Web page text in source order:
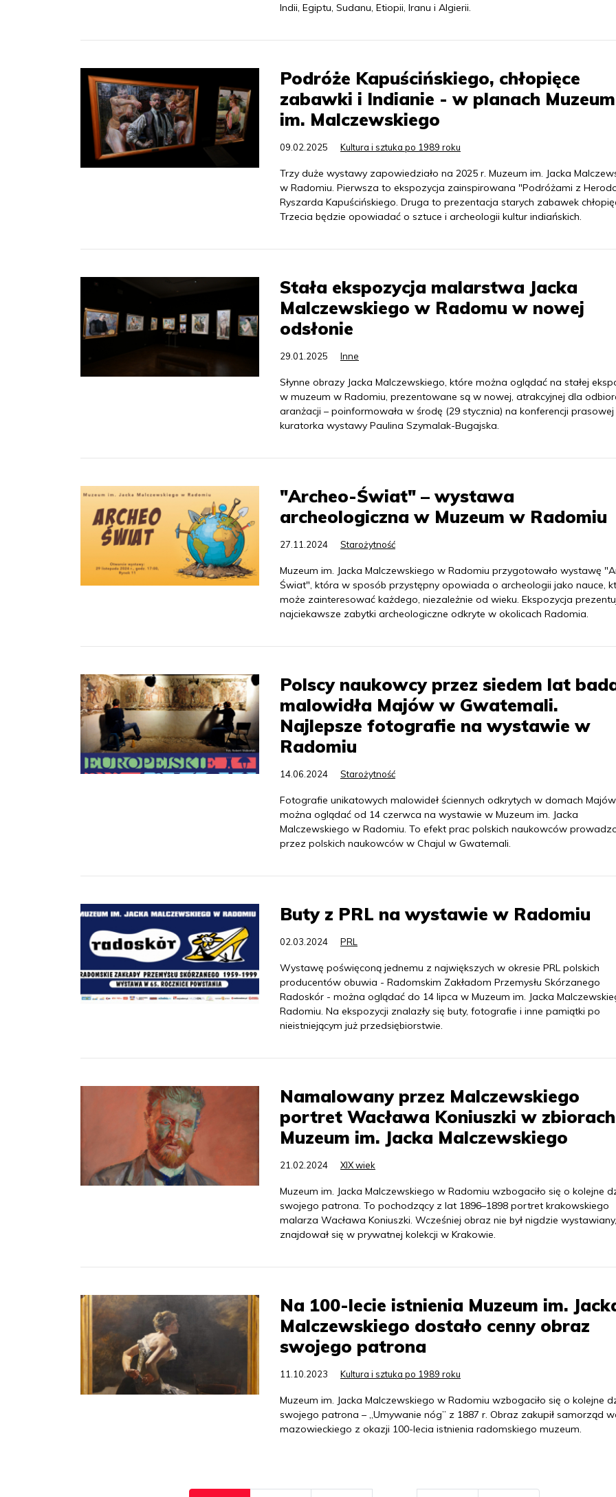
Indii, Egiptu, Sudanu, Etiopii, Iranu i Algierii.
Podróże Kapuścińskiego, chłopięce
zabawki i Indianie - w planach Muzeum
im. Malczewskiego
09.02.2025 Kultura i sztuka po 1989 roku
Trzy duże wystawy zapowiedziało na 2025 r. Muzeum im. Jacka
w Radomiu. Pierwsza to ekspozycja zainspirowana "Podróżami z
Ryszarda Kapuścińskiego. Druga to prezentacja starych zabawek
Trzecia będzie opowiadać o sztuce i archeologii kultur indiańskich.
Stała ekspozycja malarstwa Jacka
Malczewskiego w Radomu w nowej
odsłonie
29.01.2025 Inne
Słynne obrazy Jacka Malczewskiego, które można oglądać na stałej
w muzeum w Radomiu, prezentowane są w nowej, atrakcyjnej dla
aranżacji – poinformowała w środę (29 stycznia) na konferencji prasowej
kuratorka wystawy Paulina Szymalak-Bugajska.
"Archeo-Świat" – wystawa
archeologiczna w Muzeum w Radomiu
27.11.2024 Starożytność
Muzeum im. Jacka Malczewskiego w Radomiu przygotowało wystawę
Świat", która w sposób przystępny opowiada o archeologii jako nauce,
może zainteresować każdego, niezależnie od wieku. Ekspozycja
najciekawsze zabytki archeologiczne odkryte w okolicach Radomia.
Polscy naukowcy przez siedem lat
malowidła Majów w Gwatemali.
Najlepsze fotografie na wystawie w
Radomiu
14.06.2024 Starożytność
Fotografie unikatowych malowideł ściennych odkrytych w domach Majów
można oglądać od 14 czerwca na wystawie w Muzeum im. Jacka
Malczewskiego w Radomiu. To efekt prac polskich naukowców
przez polskich naukowców w Chajul w Gwatemali.
Buty z PRL na wystawie w Radomiu
02.03.2024 PRL
Wystawę poświęconą jednemu z największych w okresie PRL polskich
producentów obuwia - Radomskim Zakładom Przemysłu Skórzanego
Radoskór - można oglądać do 14 lipca w Muzeum im. Jacka
Radomiu. Na ekspozycji znalazły się buty, fotografie i inne pamiątki po
nieistniejącym już przedsiębiorstwie.
Namalowany przez Malczewskiego
portret Wacława Koniuszki w zbiorach
Muzeum im. Jacka Malczewskiego
21.02.2024 XIX wiek
Muzeum im. Jacka Malczewskiego w Radomiu wzbogaciło się o kolejne
swojego patrona. To pochodzący z lat 1896–1898 portret krakowskiego
malarza Wacława Koniuszki. Wcześniej obraz nie był nigdzie wystawiany,
znajdował się w prywatnej kolekcji w Krakowie.
Na 100-lecie istnienia Muzeum im.
Malczewskiego dostało cenny obraz
swojego patrona
11.10.2023 Kultura i sztuka po 1989 roku
Muzeum im. Jacka Malczewskiego w Radomiu wzbogaciło się o kolejne
swojego patrona – „Umywanie nóg” z 1887 r. Obraz zakupił samorząd
mazowieckiego z okazji 100-lecia istnienia radomskiego muzeum.